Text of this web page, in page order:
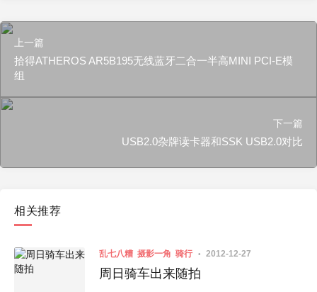
上一篇
拾得ATHEROS AR5B195无线蓝牙二合一半高MINI PCI-E模
组
下一篇
USB2.0杂牌读卡器和SSK USB2.0对比
相关推荐
乱七八糟 摄影一角 骑行 2012-12-27
周日骑车出来随拍